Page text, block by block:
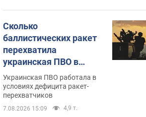
Сколько
баллистических ракет
перехватила
украинская ПВО в
июле: в Минобороны
назвали цифру
Украинская ПВО работала в
условиях дефицита ракет-
перехватчиков
7.08.2026 15:09 4,9 т.